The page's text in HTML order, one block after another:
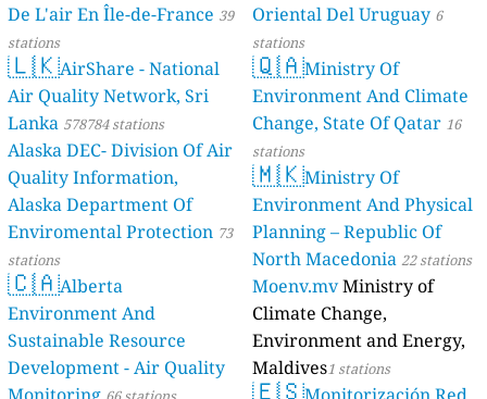
De L'air En Île-de-France 39
stations
🇱🇰AirShare - National
Air Quality Network, Sri
Lanka 578784 stations
Alaska DEC- Division Of Air
Quality Information,
Alaska Department Of
Enviromental Protection 73
stations
🇨🇦Alberta
Environment And
Sustainable Resource
Development - Air Quality
Oriental Del Uruguay 6
stations
🇶🇦Ministry Of
Environment And Climate
Change, State Of Qatar 16
stations
🇲🇰Ministry Of
Environment And Physical
Planning – Republic Of
North Macedonia 22 stations
Moenv.mvMinistry of
Climate Change,
Environment and Energy,
Maldives1 stations
🇪🇸